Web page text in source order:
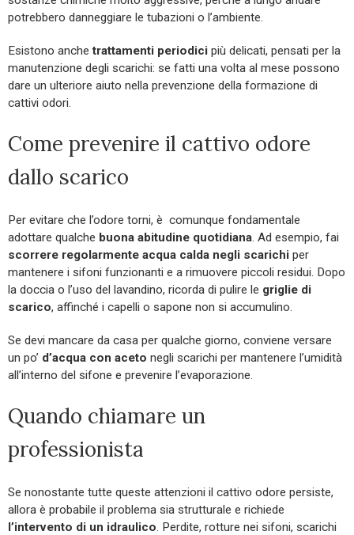
potrebbero danneggiare le tubazioni o l’ambiente.
Esistono anchetrattamenti periodici più delicati, pensati per la
manutenzione degli scarichi: se fatti una volta al mese possono
dare un ulteriore aiuto nella prevenzione della formazione di
cattivi odori.
Come prevenire il cattivo odore
dallo scarico
Per evitare che l’odore torni, è comunque fondamentale
adottare qualche buona abitudine quotidiana. Ad esempio, fai
scorrere regolarmente acqua calda negli scarichi per
mantenere i sifoni funzionanti e a rimuovere piccoli residui. Dopo
la doccia o l’uso del lavandino, ricorda di pulire le griglie di
scarico, affinché i capelli o sapone non si accumulino.
Se devi mancare da casa per qualche giorno, conviene versare
un po’ d’acqua con aceto negli scarichi per mantenere l’umidità
all’interno del sifone e prevenire l’evaporazione.
Quando chiamare un
professionista
Se nonostante tutte queste attenzioni il cattivo odore persiste,
allora è probabile il problema sia strutturale e richiede
l’intervento di un idraulico. Perdite, rotture nei sifoni, scarichi